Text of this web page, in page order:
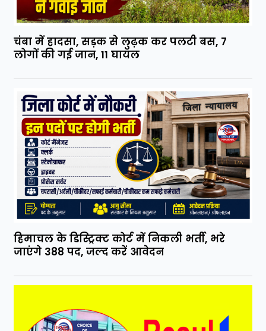
चंबा में हादसा, सड़क से लुढ़क कर पलटी बस, 7
लोगों की गई जान, 11 घायल
हिमाचल के डिस्ट्रिक्ट कोर्ट में निकली भर्ती, भरे
जाएंगे 388 पद, जल्द करें आवेदन